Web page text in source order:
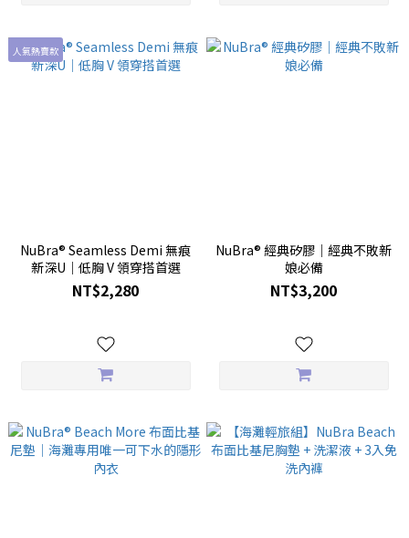
人氣熱賣款
NuBra® Seamless Demi 無痕
新深U｜低胸 V 領穿搭首選
NT$2,280
NuBra® 經典矽膠｜經典不敗新
娘必備
NT$3,200